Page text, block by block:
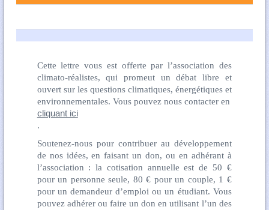
Cette lettre vous est offerte par l’association des
climato-réalistes, qui promeut un débat libre et
ouvert sur les questions climatiques, énergétiques et
environnementales. Vous pouvez nous contacter en
cliquant ici
.
Soutenez-nous pour contribuer au développement
de nos idées, en faisant un don, ou en adhérant à
l’association : la cotisation annuelle est de 50 €
pour un personne seule, 80 € pour un couple, 1 €
pour un demandeur d’emploi ou un étudiant. Vous
pouvez adhérer ou faire un don en utilisant l’un des